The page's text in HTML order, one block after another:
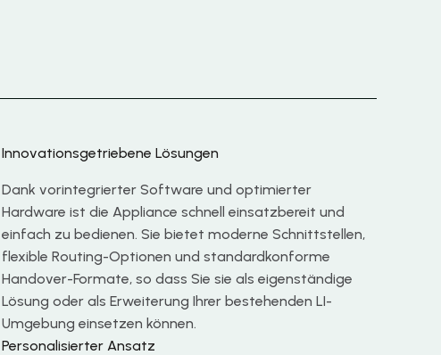
Innovationsgetriebene Lösungen
Dank vorintegrierter Software und optimierter
Hardware ist die Appliance schnell einsatzbereit und
einfach zu bedienen. Sie bietet moderne Schnittstellen,
flexible Routing-Optionen und standardkonforme
Handover-Formate, so dass Sie sie als eigenständige
Lösung oder als Erweiterung Ihrer bestehenden LI-
Umgebung einsetzen können.
Personalisierter Ansatz